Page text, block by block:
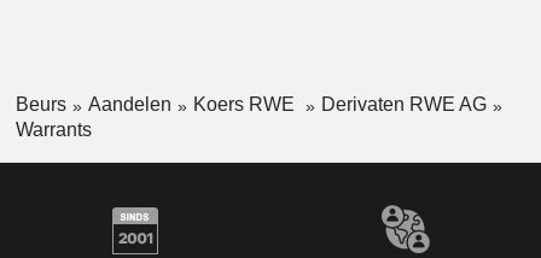
Beurs Aandelen Koers RWE
Derivaten RWE AG
Warrants